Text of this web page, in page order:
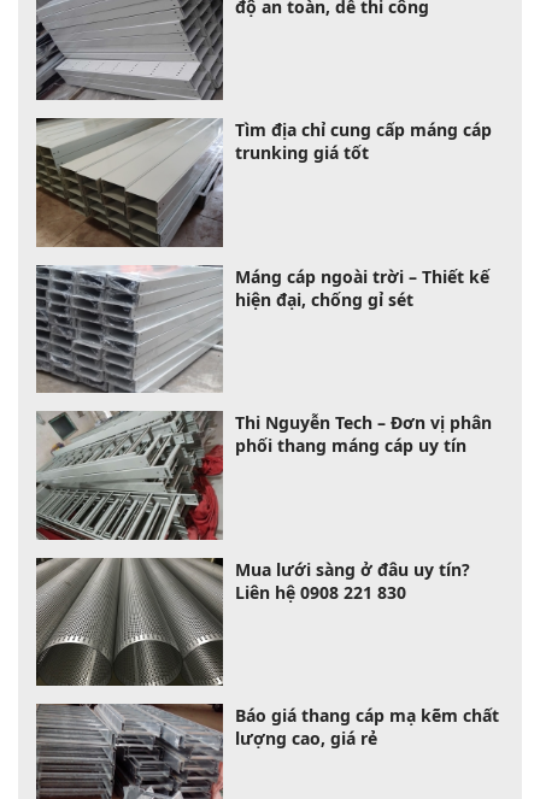
độ an toàn, dễ thi công
Tìm địa chỉ cung cấp máng cáp
trunking giá tốt
Máng cáp ngoài trời – Thiết kế
hiện đại, chống gỉ sét
Thi Nguyễn Tech – Đơn vị phân
phối thang máng cáp uy tín
Mua lưới sàng ở đâu uy tín?
Liên hệ 0908 221 830
Báo giá thang cáp mạ kẽm chất
lượng cao, giá rẻ